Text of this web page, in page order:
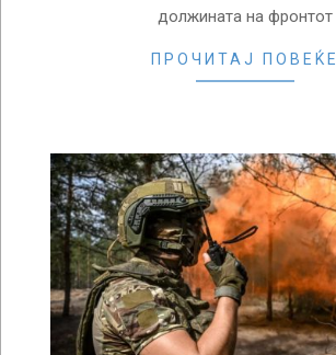
должината на фронтот
ПРОЧИТАЈ ПОВЕЌЕ